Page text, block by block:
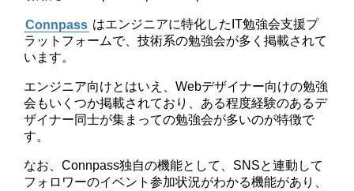
Connpass はエンジニアに特化したIT勉強会支援プ
ラットフォームで、技術系の勉強会が多く掲載されて
います。
エンジニア向けとはいえ、Webデザイナー向けの勉強
会もいくつか掲載されており、ある程度経験のあるデ
ザイナー同士が集まっての勉強会が多いのが特徴で
す。
なお、Connpass独自の機能として、SNSと連動して
フォロワーのイベント参加状況がわかる機能があり、